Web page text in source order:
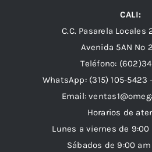
CALI:
C.C. Pasarela Locales
Avenida 5AN Nº
Teléfono:
WhatsApp: (315) 105-5423
Email:
Horarios de
Lunes a viernes de
Sábados de 9:00